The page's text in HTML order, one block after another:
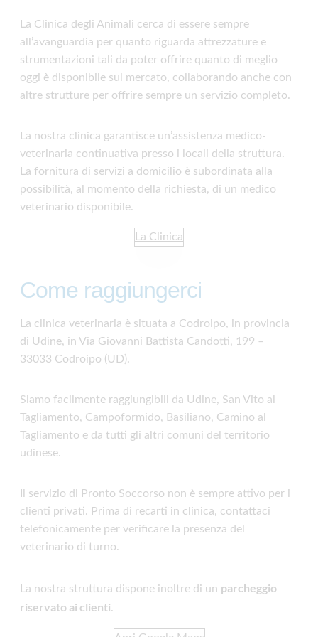
La Clinica degli Animali cerca di essere sempre
all’avanguardia per quanto riguarda attrezzature e
strumentazioni tali da poter offrire quanto di meglio
oggi è disponibile sul mercato, collaborando anche con
altre strutture per offrire sempre un servizio completo.
La nostra clinica garantisce un’assistenza medico-
veterinaria continuativa presso i locali della struttura.
La fornitura di servizi a domicilio è subordinata alla
possibilità, al momento della richiesta, di un medico
veterinario disponibile.
La Clinica
Come raggiungerci
La clinica veterinaria è situata a Codroipo, in provincia
di Udine, in Via Giovanni Battista Candotti, 199 –
33033 Codroipo (UD).
Siamo facilmente raggiungibili da Udine, San Vito al
Tagliamento, Campoformido, Basiliano, Camino al
Tagliamento e da tutti gli altri comuni del territorio
udinese.
Il servizio di Pronto Soccorso non è sempre attivo per i
clienti privati. Prima di recarti in clinica, contattaci
telefonicamente per verificare la presenza del
veterinario di turno.
La nostra struttura dispone inoltre di un parcheggio
riservato ai clienti.